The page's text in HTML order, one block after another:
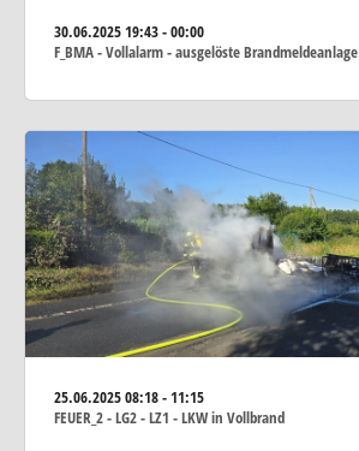
30.06.202519:43 - 00:00
F_BMA - Vollalarm - ausgelöste Brandmeldeanlage
25.06.202508:18 - 11:15
FEUER_2 - LG2 - LZ1 - LKW in Vollbrand